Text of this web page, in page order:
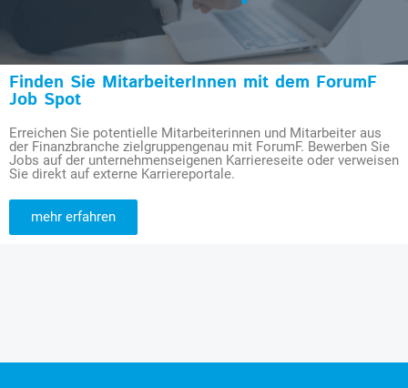
Finden Sie MitarbeiterInnen mit dem ForumF
Job Spot
Erreichen Sie potentielle Mitarbeiterinnen und Mitarbeiter aus
der Finanzbranche zielgruppengenau mit ForumF. Bewerben Sie
Jobs auf der unternehmenseigenen Karriereseite oder verweisen
Sie direkt auf externe Karriereportale.
mehr erfahren